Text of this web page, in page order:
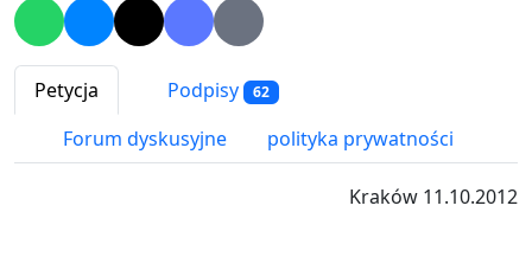
Petycja Podpisy 62
Forum dyskusyjne polityka prywatności
Kraków 11.10.2012